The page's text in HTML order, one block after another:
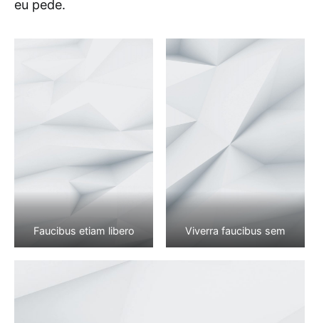
eu pede.
Faucibus etiam libero Viverra faucibus sem